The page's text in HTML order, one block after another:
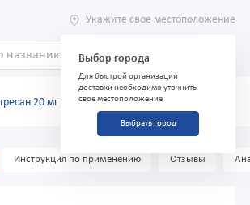
Укажите свое местоположение
Выбор города
Для быстрой организации
доставки необходимо уточнить
свое местоположение
Выбрать город
20 мг №30
Инструкция по применению Отзывы